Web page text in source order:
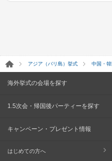
アジア（バリ島）挙式 中国・
海外挙式の会場を探す
1.5次会・帰国後パーティーを探す
キャンペーン・プレゼント情報
はじめての方へ